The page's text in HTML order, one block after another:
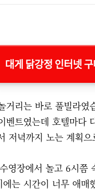
대게 닭강정 인터넷
거리는 바로 풀빌라였
벤트였는데 호텔마다
저녁까지 노는 계획으
영장에서 놀고 6시쯤
는 시간이 너무 애매